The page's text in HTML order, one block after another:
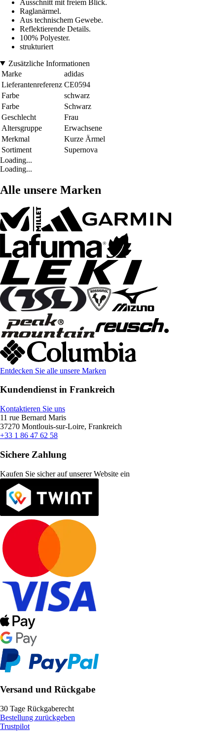
Ausschnitt mit freiem Blick.
Raglanärmel.
Aus technischem Gewebe.
Reflektierende Details.
100% Polyester.
strukturiert
Zusätzliche Informationen
Marke
adidas
Lieferantenreferenz CE0594
Farbe
schwarz
Farbe
Schwarz
Geschlecht
Frau
Altersgruppe
Erwachsene
Merkmal
Kurze Ärmel
Sortiment
Supernova
Loading...
Loading...
Alle unsere Marken
Entdecken Sie alle unsere Marken
Kundendienst in Frankreich
Kontaktieren Sie uns
11 rue Bernard Maris
37270 Montlouis-sur-Loire, Frankreich
+33 1 86 47 62 58
Sichere Zahlung
Kaufen Sie sicher auf unserer Website ein
Versand und Rückgabe
30 Tage Rückgaberecht
Bestellung zurückgeben
Trustpilot